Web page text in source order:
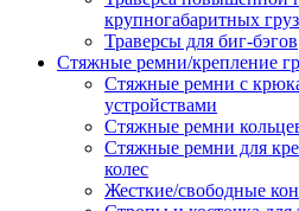
крупногабаритных
Траверсы для биг-бэгов
Стяжные ремни/крепление
Стяжные ремни с
устройствами
Стяжные ремни
Стяжные ремни для
колес
Жесткие/свободные